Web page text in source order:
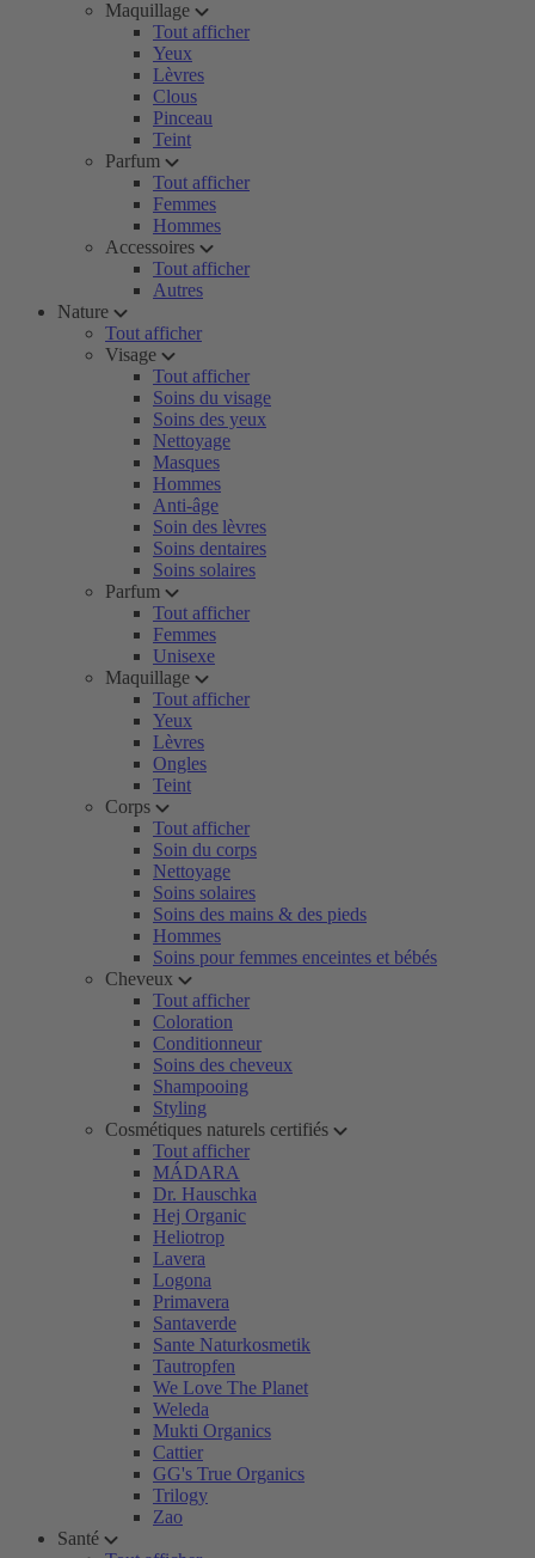
Maquillage
Tout afficher
Yeux
Lèvres
Clous
Pinceau
Teint
Parfum
Tout afficher
Femmes
Hommes
Accessoires
Tout afficher
Autres
Nature
Tout afficher
Visage
Tout afficher
Soins du visage
Soins des yeux
Nettoyage
Masques
Hommes
Anti-âge
Soin des lèvres
Soins dentaires
Soins solaires
Parfum
Tout afficher
Femmes
Unisexe
Maquillage
Tout afficher
Yeux
Lèvres
Ongles
Teint
Corps
Tout afficher
Soin du corps
Nettoyage
Soins solaires
Soins des mains & des pieds
Hommes
Soins pour femmes enceintes et bébés
Cheveux
Tout afficher
Coloration
Conditionneur
Soins des cheveux
Shampooing
Styling
Cosmétiques naturels certifiés
Tout afficher
MÁDARA
Dr. Hauschka
Hej Organic
Heliotrop
Lavera
Logona
Primavera
Santaverde
Sante Naturkosmetik
Tautropfen
We Love The Planet
Weleda
Mukti Organics
Cattier
GG's True Organics
Trilogy
Zao
Santé